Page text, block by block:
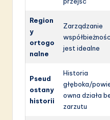
Region
y
ortogo
nalne
Zarządzanie
jest idealne
Pseud
ostany
historii
Historia
głęboka/
owna działa
zarzutu